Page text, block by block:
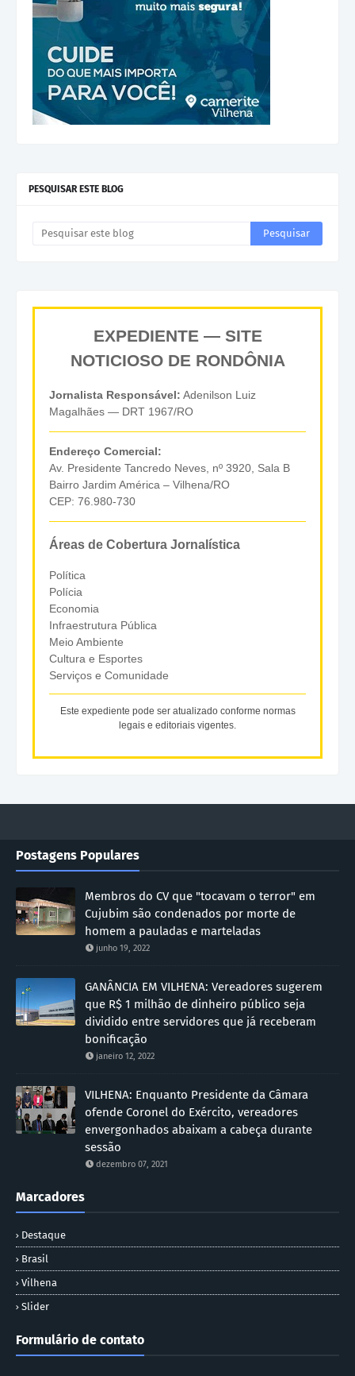
PESQUISAR ESTE BLOG
EXPEDIENTE — SITE
NOTICIOSO DE RONDÔNIA
Jornalista Responsável: Adenilson Luiz
Magalhães — DRT 1967/RO
Endereço Comercial:
Av. Presidente Tancredo Neves, nº 3920, Sala B
Bairro Jardim América – Vilhena/RO
CEP: 76.980-730
Áreas de Cobertura Jornalística
Política
Polícia
Economia
Infraestrutura Pública
Meio Ambiente
Cultura e Esportes
Serviços e Comunidade
Este expediente pode ser atualizado conforme normas
legais e editoriais vigentes.
Postagens Populares
Membros do CV que "tocavam o terror" em
Cujubim são condenados por morte de
homem a pauladas e marteladas
junho 19, 2022
GANÂNCIA EM VILHENA: Vereadores sugerem
que R$ 1 milhão de dinheiro público seja
dividido entre servidores que já receberam
bonificação
janeiro 12, 2022
VILHENA: Enquanto Presidente da Câmara
ofende Coronel do Exército, vereadores
envergonhados abaixam a cabeça durante
sessão
dezembro 07, 2021
Marcadores
Destaque
Brasil
Vilhena
Slider
Formulário de contato